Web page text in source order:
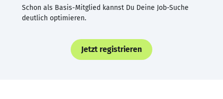
Schon als Basis-Mitglied kannst Du Deine Job-Suche
deutlich optimieren.
Jetzt registrieren